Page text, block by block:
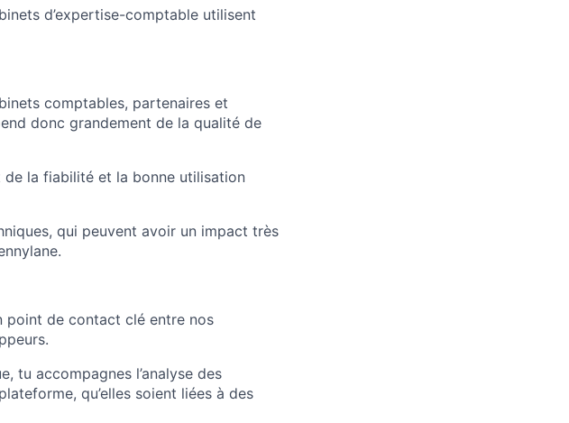
d’expertise-comptable utilisent
comptables, partenaires et
donc grandement de la qualité de
de la fiabilité et la bonne utilisation
qui peuvent avoir un impact très
point de contact clé entre nos
tu accompagnes l’analyse des
qu’elles soient liées à des